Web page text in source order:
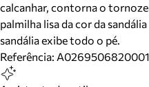
calcanhar, contorna o
palmilha lisa da cor da
sandália exibe todo o pé.
Referência: A0269506820001